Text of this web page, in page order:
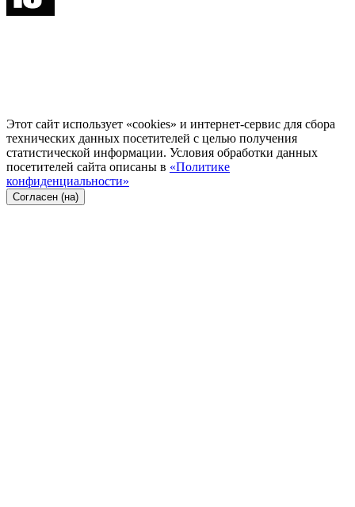
Этот сайт использует «cookies» и интернет-сервис для сбора
технических данных посетителей с целью получения
статистической информации. Условия обработки данных
посетителей сайта описаны в «Политике
конфиденциальности»
Согласен (на)